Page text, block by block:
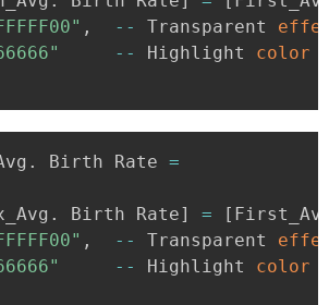
, -- Transparent
-- Highlight color
. Birth Rate =
. Birth Rate] = [
, -- Transparent
-- Highlight color